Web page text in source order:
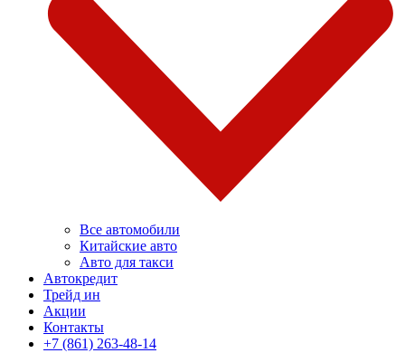
Все автомобили
Китайские авто
Авто для такси
Автокредит
Трейд ин
Акции
Контакты
+7 (861) 263-48-14